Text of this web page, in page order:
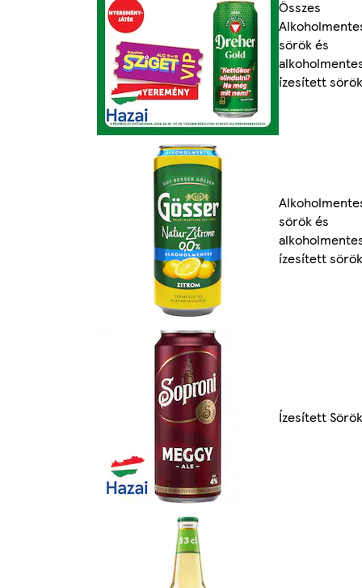
Összes
sörök és
ízesített sörök
sörök és
ízesített sörök
Ízesített Sörök